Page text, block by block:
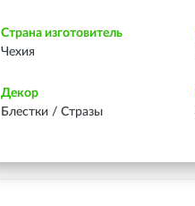
Страна изготовитель
Чехия
Декор
Блестки / Стразы